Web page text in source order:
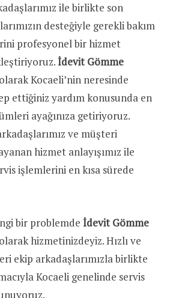
ile birlikte son
desteğiyle gerekli bakım
profesyonel bir hizmet
İdevit Gömme
olarak Kocaeli’nin neresinde
ettiğiniz yardım konusunda en
ayağınıza getiriyoruz.
ve müşteri
hizmet anlayışımız ile
işlemlerini en kısa sürede
bir problemde İdevit Gömme
olarak hizmetinizdeyiz. Hızlı ve
ekip arkadaşlarımızla birlikte
Kocaeli genelinde servis